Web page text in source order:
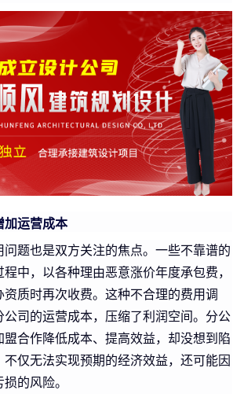
加运营成本
问题也是双方关注的焦点。一些不靠谱的
中，以各种理由恶意涨价年度承包费，
质时再次收费。这种不合理的费用调
公司的运营成本，压缩了利润空间。分公
盟合作降低成本、提高效益，却没想到陷
不仅无法实现预期的经济效益，还可能因
的风险。